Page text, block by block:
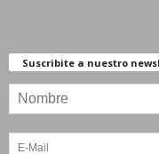
Suscribite a nuestro